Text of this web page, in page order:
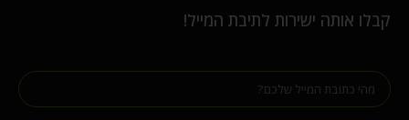
קבלו אותה ישירות לתיבת המייל!